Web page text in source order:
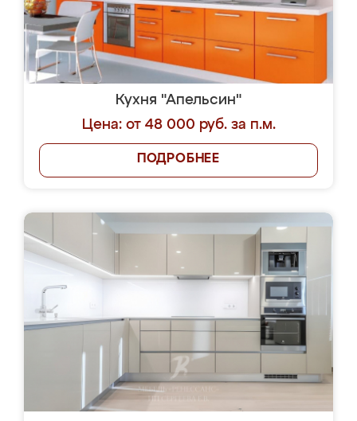
Кухня "Апельсин"
Цена: от 48 000 руб. за п.м.
ПОДРОБНЕЕ